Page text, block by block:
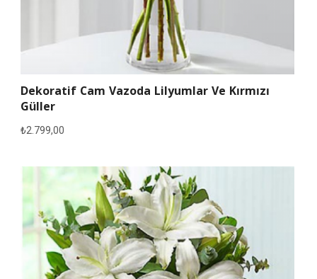
Dekoratif Cam Vazoda Lilyumlar Ve Kırmızı
Güller
₺2.799,00